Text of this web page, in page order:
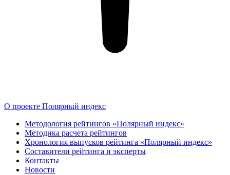
О проекте Полярный индекс
Методология рейтингов «Полярный индекс»
Методика расчета рейтингов
Хронология выпусков рейтинга «Полярный индекс»
Составители рейтинга и эксперты
Контакты
Новости